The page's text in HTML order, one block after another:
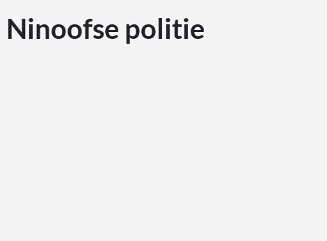
Ninoofse politie